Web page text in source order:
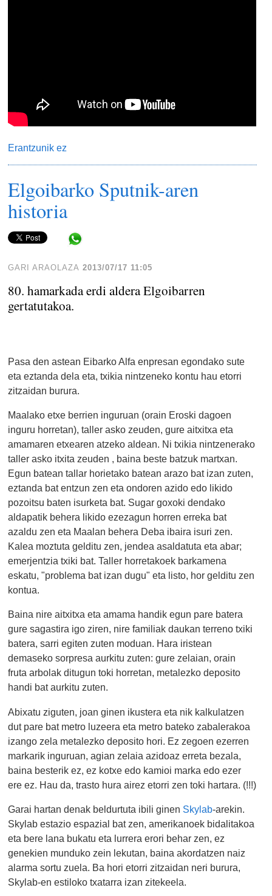
Erantzunik ez
Elgoibarko Sputnik-aren
historia
GARI ARAOLAZA 2013/07/17 11:05
80. hamarkada erdi aldera Elgoibarren
gertatutakoa.
Pasa den astean Eibarko Alfa enpresan egondako sute
eta eztanda dela eta, txikia nintzeneko kontu hau etorri
zitzaidan burura.
Maalako etxe berrien inguruan (orain Eroski dagoen
inguru horretan), taller asko zeuden, gure aitxitxa eta
amamaren etxearen atzeko aldean. Ni txikia nintzenerako
taller asko itxita zeuden , baina beste batzuk martxan.
Egun batean tallar horietako batean arazo bat izan zuten,
eztanda bat entzun zen eta ondoren azido edo likido
pozoitsu baten isurketa bat. Sugar goxoki dendako
aldapatik behera likido ezezagun horren erreka bat
azaldu zen eta Maalan behera Deba ibaira isuri zen.
Kalea moztuta gelditu zen, jendea asaldatuta eta abar;
emerjentzia txiki bat. Taller horretakoek barkamena
eskatu, "problema bat izan dugu" eta listo, hor gelditu zen
kontua.
Baina nire aitxitxa eta amama handik egun pare batera
gure sagastira igo ziren, nire familiak daukan terreno txiki
batera, sarri egiten zuten moduan. Hara iristean
demaseko sorpresa aurkitu zuten: gure zelaian, orain
fruta arbolak ditugun toki horretan, metalezko deposito
handi bat aurkitu zuten.
Abixatu ziguten, joan ginen ikustera eta nik kalkulatzen
dut pare bat metro luzeera eta metro bateko zabalerakoa
izango zela metalezko deposito hori. Ez zegoen ezerren
markarik inguruan, agian zelaia azidoaz erreta bezala,
baina besterik ez, ez kotxe edo kamioi marka edo ezer
ere ez. Hau da, trasto hura airez etorri zen toki hartara. (!!!)
Garai hartan denak beldurtuta ibili ginen Skylab-arekin.
Skylab estazio espazial bat zen, amerikanoek bidalitakoa
eta bere lana bukatu eta lurrera erori behar zen, ez
genekien munduko zein lekutan, baina akordatzen naiz
alarma sortu zuela. Ba hori etorri zitzaidan neri burura,
Skylab-en estiloko txatarra izan zitekeela.